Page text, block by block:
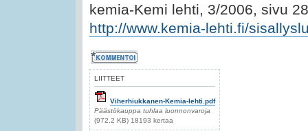
kemia-Kemi lehti, 3/2006, sivu
http://www.kemia-lehti.fi/
Kommentoi
LIITTEET
Viherhiukkanen-Kemia-lehti.pdf
Päästökauppa tuhlaa luonnonvaroja
(972.2 KB) 18193 kertaa